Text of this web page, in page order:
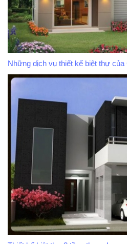
Những dịch vụ thiết kế biệt thự